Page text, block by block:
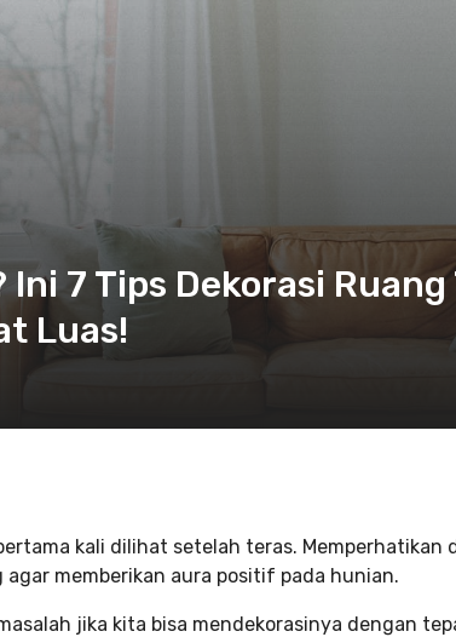
7 Tips Dekorasi Ruang
Luas!
kali dilihat setelah teras. Memperhatikan
memberikan aura positif pada hunian.
jika kita bisa mendekorasinya dengan